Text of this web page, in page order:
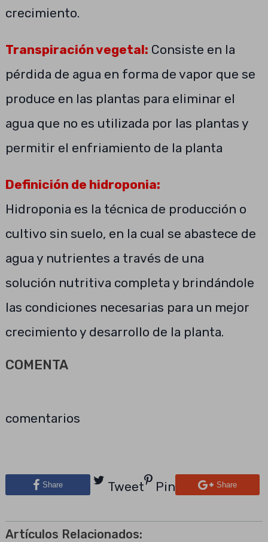
crecimiento.
Transpiración vegetal: Consiste en la
pérdida de agua en forma de vapor que se
produce en las plantas para eliminar el
agua que no es utilizada por las plantas y
permitir el enfriamiento de la planta
Definición de hidroponia:
Hidroponia es la técnica de producción o
cultivo sin suelo, en la cual se abastece de
agua y nutrientes a través de una
solución nutritiva completa y brindándole
las condiciones necesarias para un mejor
crecimiento y desarrollo de la planta.
COMENTA
comentarios
Share Tweet Pin Share
Artículos Relacionados: